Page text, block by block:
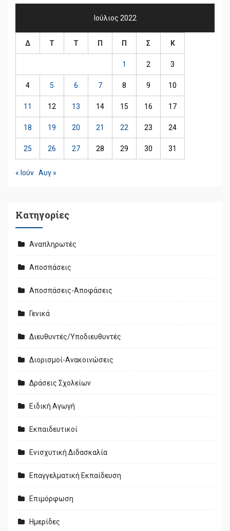
Ιούλιος 2022
Δ Τ Τ Π Π Σ Κ
1 2 3
4 5 6 7 8 9 10
11 12 13 14 15 16 17
18 19 20 21 22 23 24
25 26 27 28 29 30 31
« Ιούν Αυγ »
Kατηγορίες
Αναπληρωτές
Αποσπάσεις
Αποσπάσεις-Αποφάσεις
Γενικά
Διευθυντές/Υποδιευθυντές
Διορισμοί-Ανακοινώσεις
Δράσεις Σχολείων
Ειδική Αγωγή
Εκπαιδευτικοί
Ενισχυτική Διδασκαλία
Επαγγελματική Εκπαίδευση
Επιμόρφωση
Ημερίδες